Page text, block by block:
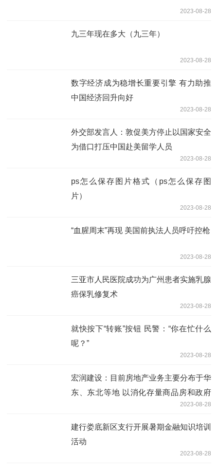
2023-08-28
九三年现在多大（九三年）
2023-08-28
数字经济成为稳增长重要引擎 有力助推
中国经济回升向好
2023-08-28
外交部发言人：敦促美方停止以国家安全
为借口打压中国赴美留学人员
2023-08-28
ps怎么保存图片格式（ps怎么保存图
片）
2023-08-28
“血腥周末”再现 美国前执法人员呼吁控枪
2023-08-28
三亚市人民医院成功为广州患者实施乳腺
癌保乳修复术
2023-08-28
就快按下“转账”按钮 民警：“你在忙什么
呢？”
2023-08-28
宏润建设：目前房地产业务主要分布于华
东、东北等地 以消化存量商品房和政府
2023-08-28
建行娄底新区支行开展暑期金融知识培训
活动
2023-08-28